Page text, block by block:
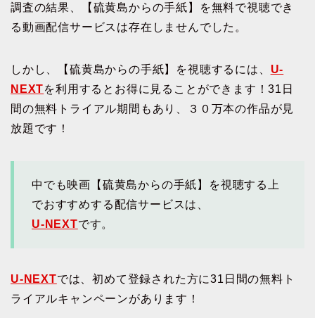
調査の結果、【硫黄島からの手紙】を無料で視聴でき
る動画配信サービスは存在しませんでした。
しかし、【硫黄島からの手紙】を視聴するには、 U-
NEXTを利用するとお得に見ることができます！31日
間の無料トライアル期間もあり、３０万本の作品が見
放題です！
中でも映画【硫黄島からの手紙】を視聴する上
でおすすめする配信サービスは、
U-NEXTです。
U-NEXTでは、初めて登録された方に31日間の無料ト
ライアルキャンペーンがあります！